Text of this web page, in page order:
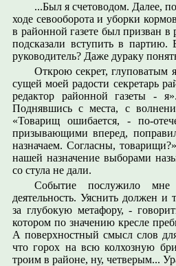
...Был я счетоводом. Далее,
ходе севооборота и уборки
в районной газете был призван
подсказали вступить в
руководитель? Даже дураку
Открою секрет, глуповатым
сущей моей радости секретарь
редактор районной газеты -
Поднявшись с места, с
«Товарищ ошибается, - по-
призывающими вперед,
назначаем. Согласны,
нашей назначение выборами
со стула не дали.
Событие послужило
деятельность. Уяснить должен
за глубокую метафору, -
котором по значению кресле
А поверхностный смысл слов
что горох на всю колхозную
троим в районе, ну, четверым...